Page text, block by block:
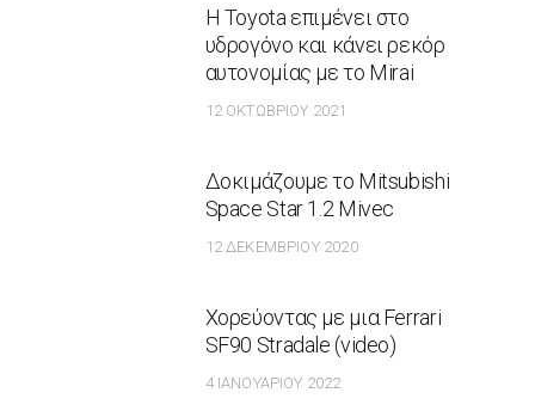
Η Toyota επιμένει στο
υδρογόνο και κάνει ρεκόρ
αυτονομίας με το Mirai
12 ΟΚΤΩΒΡΊΟΥ 2021
Δοκιμάζουμε το Mitsubishi
Space Star 1.2 Mivec
12 ΔΕΚΕΜΒΡΊΟΥ 2020
Χορεύοντας με μια Ferrari
SF90 Stradale (video)
4 ΙΑΝΟΥΑΡΊΟΥ 2022